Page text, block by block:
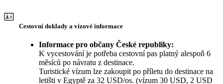
Cestovní doklady a vízové informace
Informace pro občany České republiky:
K vycestování je potřeba cestovní pas platný alespoň 6
měsíců po návratu z destinace.
Turistické vízum lze zakoupit po příletu do destinace na
letišti v Egyptě za 32 USD/os. (vízum 30 USD, 2 USD